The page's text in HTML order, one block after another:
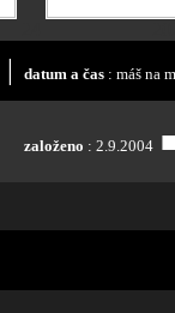
| datum a čas : máš na
založeno : 2.9.2004